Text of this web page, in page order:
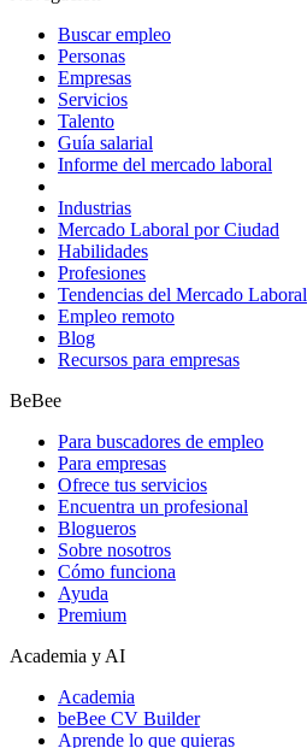
Buscar empleo
Personas
Empresas
Servicios
Talento
Guía salarial
Informe del mercado laboral
Industrias
Mercado Laboral por Ciudad
Habilidades
Profesiones
Tendencias del Mercado Laboral
Empleo remoto
Blog
Recursos para empresas
BeBee
Para buscadores de empleo
Para empresas
Ofrece tus servicios
Encuentra un profesional
Blogueros
Sobre nosotros
Cómo funciona
Ayuda
Premium
Academia y AI
Academia
beBee CV Builder
Aprende lo que quieras